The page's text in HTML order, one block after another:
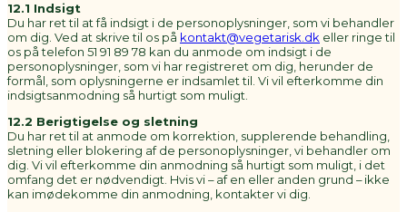
12.1 Indsigt
Du har ret til at få indsigt i de personoplysninger, som vi behandler
om dig. Ved at skrive til os på kontakt@vegetarisk.dk eller ringe til
os på telefon 51 91 89 78 kan du anmode om indsigt i de
personoplysninger, som vi har registreret om dig, herunder de
formål, som oplysningerne er indsamlet til. Vi vil efterkomme din
indsigtsanmodning så hurtigt som muligt.
12.2 Berigtigelse og sletning
Du har ret til at anmode om korrektion, supplerende behandling,
sletning eller blokering af de personoplysninger, vi behandler om
dig. Vi vil efterkomme din anmodning så hurtigt som muligt, i det
omfang det er nødvendigt. Hvis vi – af en eller anden grund – ikke
kan imødekomme din anmodning, kontakter vi dig.